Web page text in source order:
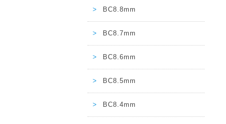
BC8.8mm
BC8.7mm
BC8.6mm
BC8.5mm
BC8.4mm